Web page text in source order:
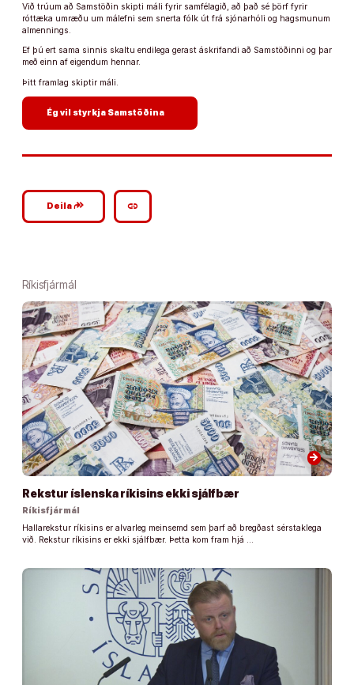
Við trúum að Samstöðin skipti máli fyrir samfélagið, að það sé þörf fyrir
róttæka umræðu um málefni sem snerta fólk út frá sjónarhóli og hagsmunum
almennings.
Ef þú ert sama sinnis skaltu endilega gerast áskrifandi að Samstöðinni og þar
með einn af eigendum hennar.
Þitt framlag skiptir máli.
Ég vil styrkja Samstöðina
Deilagoogle_plus_reshare link
Ríkisfjármál
arrow_forward
Rekstur íslenska ríkisins ekki sjálfbær
Ríkisfjármál
Hallarekstur ríkisins er alvarleg meinsemd sem þarf að bregðast sérstaklega
við. Rekstur ríkisins er ekki sjálfbær. Þetta kom fram hjá …